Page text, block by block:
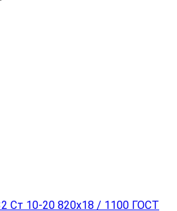
Ст 10-20 820x18 / 1100 ГОСТ